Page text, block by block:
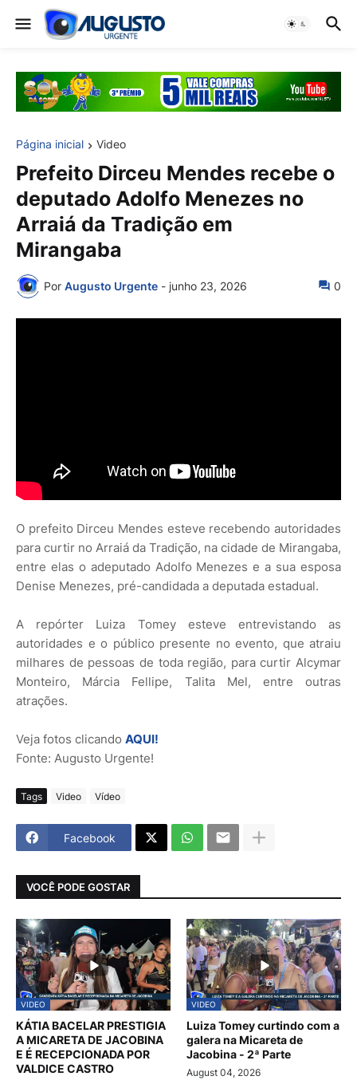
Página inicial Video
Prefeito Dirceu Mendes recebe o
deputado Adolfo Menezes no
Arraiá da Tradição em
Mirangaba
Por Augusto Urgente - junho 23, 2026 0
O prefeito Dirceu Mendes esteve recebendo autoridades
para curtir no Arraiá da Tradição, na cidade de Mirangaba,
entre elas o adeputado Adolfo Menezes e a sua esposa
Denise Menezes, pré-candidada a deputada estadual.
A repórter Luiza Tomey esteve entrevistando as
autoridades e o público presente no evento, que atraiu
milhares de pessoas de toda região, para curtir Alcymar
Monteiro, Márcia Fellipe, Talita Mel, entre outras
atrações.
Veja fotos clicando AQUI!
Fonte: Augusto Urgente!
Tags Video Vídeo
Facebook
VOCÊ PODE GOSTAR
VIDEO
KÁTIA BACELAR PRESTIGIA
A MICARETA DE JACOBINA
E É RECEPCIONADA POR
VALDICE CASTRO
VIDEO
Luiza Tomey curtindo com a
galera na Micareta de
Jacobina - 2ª Parte
August 04, 2026